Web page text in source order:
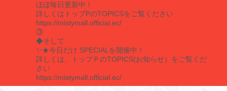
ほぼ毎日更新中！
詳しくはトップPのTOPICSをご覧ください
https://mistymall.official.ec/
③
◆そして
✨★今日だけ SPECIALを開催中！
詳しくは、トップＰのTOPICS(お知らせ）をご覧くだ
さい
https://mistymall.official.ec/